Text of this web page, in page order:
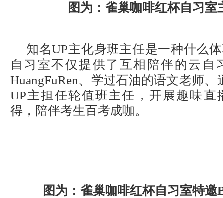
图为：雀巢咖啡红杯自习室
知名UP主化身班主任是一种什么
自习室不仅提供了互相陪伴的云自
HuangFuRen、学过石油的语文老师
UP主担任轮值班主任，开展趣味直
得，陪伴考生百考成咖。
图为：雀巢咖啡红杯自习室特邀